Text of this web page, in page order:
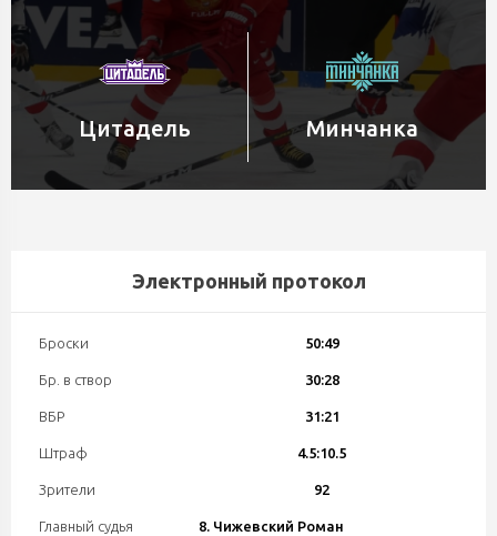
Цитадель Минчанка
Электронный протокол
Броски 50:49
Бр. в створ 30:28
ВБР 31:21
Штраф 4.5:10.5
Зрители 92
Главный судья 8. Чижевский Роман